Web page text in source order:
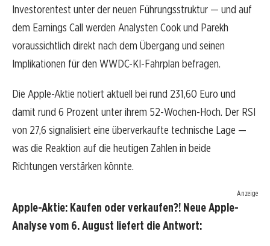
Investorentest unter der neuen Führungsstruktur — und auf
dem Earnings Call werden Analysten Cook und Parekh
voraussichtlich direkt nach dem Übergang und seinen
Implikationen für den WWDC-KI-Fahrplan befragen.
Die Apple-Aktie notiert aktuell bei rund 231,60 Euro und
damit rund 6 Prozent unter ihrem 52-Wochen-Hoch. Der RSI
von 27,6 signalisiert eine überverkaufte technische Lage —
was die Reaktion auf die heutigen Zahlen in beide
Richtungen verstärken könnte.
Anzeige
Apple-Aktie: Kaufen oder verkaufen?! Neue Apple-
Analyse vom 6. August liefert die Antwort: